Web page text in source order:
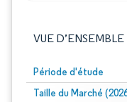
VUE
Période d'étude
Taille du Marché